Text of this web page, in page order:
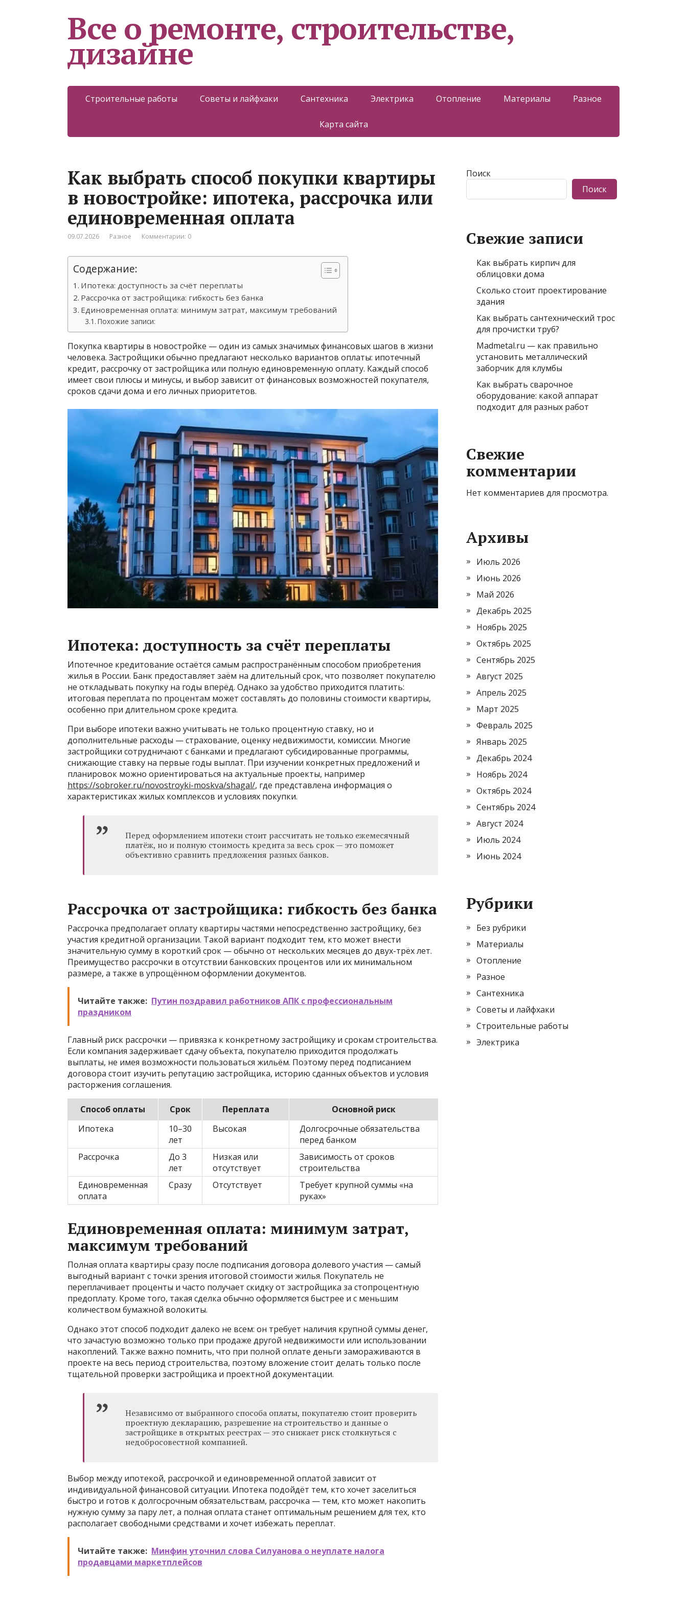
Все о ремонте, строительстве,
дизайне
Строительные работы Советы и лайфхаки Сантехника Электрика Отопление Материалы Разное
Карта сайта
Как выбрать способ покупки квартиры
в новостройке: ипотека, рассрочка или
единовременная оплата
09.07.2026 Разное Комментарии: 0
Содержание:
Ипотека: доступность за счёт переплаты
Рассрочка от застройщика: гибкость без банка
Единовременная оплата: минимум затрат, максимум требований
Похожие записи:
Покупка квартиры в новостройке — один из самых значимых финансовых шагов в жизни
человека. Застройщики обычно предлагают несколько вариантов оплаты: ипотечный
кредит, рассрочку от застройщика или полную единовременную оплату. Каждый способ
имеет свои плюсы и минусы, и выбор зависит от финансовых возможностей покупателя,
сроков сдачи дома и его личных приоритетов.
Ипотека: доступность за счёт переплаты
Ипотечное кредитование остаётся самым распространённым способом приобретения
жилья в России. Банк предоставляет заём на длительный срок, что позволяет покупателю
не откладывать покупку на годы вперёд. Однако за удобство приходится платить:
итоговая переплата по процентам может составлять до половины стоимости квартиры,
особенно при длительном сроке кредита.
При выборе ипотеки важно учитывать не только процентную ставку, но и
дополнительные расходы — страхование, оценку недвижимости, комиссии. Многие
застройщики сотрудничают с банками и предлагают субсидированные программы,
снижающие ставку на первые годы выплат. При изучении конкретных предложений и
планировок можно ориентироваться на актуальные проекты, например
https://sobroker.ru/novostroyki-moskva/shagal/, где представлена информация о
характеристиках жилых комплексов и условиях покупки.
Перед оформлением ипотеки стоит рассчитать не только ежемесячный
платёж, но и полную стоимость кредита за весь срок — это поможет
объективно сравнить предложения разных банков.
Рассрочка от застройщика: гибкость без банка
Рассрочка предполагает оплату квартиры частями непосредственно застройщику, без
участия кредитной организации. Такой вариант подходит тем, кто может внести
значительную сумму в короткий срок — обычно от нескольких месяцев до двух-трёх лет.
Преимущество рассрочки в отсутствии банковских процентов или их минимальном
размере, а также в упрощённом оформлении документов.
Читайте также: Путин поздравил работников АПК с профессиональным
праздником
Главный риск рассрочки — привязка к конкретному застройщику и срокам строительства.
Если компания задерживает сдачу объекта, покупателю приходится продолжать
выплаты, не имея возможности пользоваться жильём. Поэтому перед подписанием
договора стоит изучить репутацию застройщика, историю сданных объектов и условия
расторжения соглашения.
Способ оплаты Срок Переплата
Основной риск
Ипотека
10–30
лет
Высокая
Долгосрочные обязательства
перед банком
Рассрочка
До 3
лет
Низкая или
отсутствует
Зависимость от сроков
строительства
Единовременная
оплата
Сразу Отсутствует
Требует крупной суммы «на
руках»
Единовременная оплата: минимум затрат,
максимум требований
Полная оплата квартиры сразу после подписания договора долевого участия — самый
выгодный вариант с точки зрения итоговой стоимости жилья. Покупатель не
переплачивает проценты и часто получает скидку от застройщика за стопроцентную
предоплату. Кроме того, такая сделка обычно оформляется быстрее и с меньшим
количеством бумажной волокиты.
Однако этот способ подходит далеко не всем: он требует наличия крупной суммы денег,
что зачастую возможно только при продаже другой недвижимости или использовании
накоплений. Также важно помнить, что при полной оплате деньги замораживаются в
проекте на весь период строительства, поэтому вложение стоит делать только после
тщательной проверки застройщика и проектной документации.
Независимо от выбранного способа оплаты, покупателю стоит проверить
проектную декларацию, разрешение на строительство и данные о
застройщике в открытых реестрах — это снижает риск столкнуться с
недобросовестной компанией.
Выбор между ипотекой, рассрочкой и единовременной оплатой зависит от
индивидуальной финансовой ситуации. Ипотека подойдёт тем, кто хочет заселиться
быстро и готов к долгосрочным обязательствам, рассрочка — тем, кто может накопить
нужную сумму за пару лет, а полная оплата станет оптимальным решением для тех, кто
располагает свободными средствами и хочет избежать переплат.
Читайте также: Минфин уточнил слова Силуанова о неуплате налога
продавцами маркетплейсов
Поиск
Поиск
Свежие записи
Как выбрать кирпич для
облицовки дома
Сколько стоит проектирование
здания
Как выбрать сантехнический трос
для прочистки труб?
Madmetal.ru — как правильно
установить металлический
заборчик для клумбы
Как выбрать сварочное
оборудование: какой аппарат
подходит для разных работ
Свежие
комментарии
Нет комментариев для просмотра.
Архивы
Июль 2026
Июнь 2026
Май 2026
Декабрь 2025
Ноябрь 2025
Октябрь 2025
Сентябрь 2025
Август 2025
Апрель 2025
Март 2025
Февраль 2025
Январь 2025
Декабрь 2024
Ноябрь 2024
Октябрь 2024
Сентябрь 2024
Август 2024
Июль 2024
Июнь 2024
Рубрики
Без рубрики
Материалы
Отопление
Разное
Сантехника
Советы и лайфхаки
Строительные работы
Электрика